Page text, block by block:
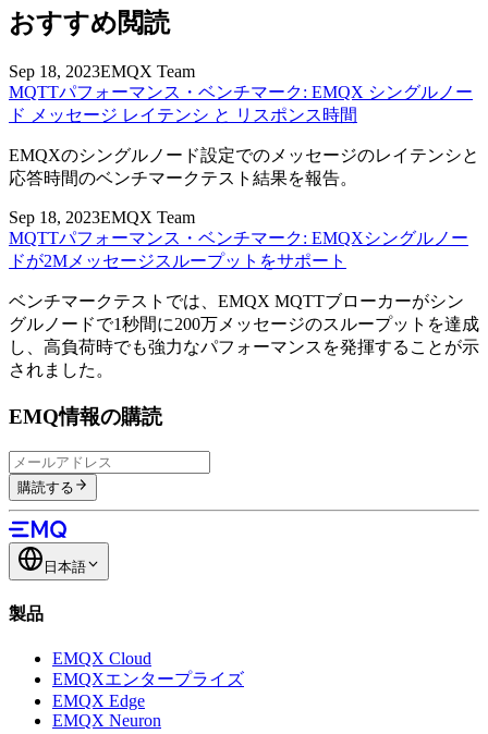
おすすめ閲読
Sep 18, 2023EMQX Team
MQTTパフォーマンス・ベンチマーク: EMQX シングルノー
ド メッセージ レイテンシ と リスポンス時間
EMQXのシングルノード設定でのメッセージのレイテンシと
応答時間のベンチマークテスト結果を報告。
Sep 18, 2023EMQX Team
MQTTパフォーマンス・ベンチマーク: EMQXシングルノー
ドが2Mメッセージスループットをサポート
ベンチマークテストでは、EMQX MQTTブローカーがシン
グルノードで1秒間に200万メッセージのスループットを達成
し、高負荷時でも強力なパフォーマンスを発揮することが示
されました。
EMQ情報の購読
購読する
日本語
製品
EMQX Cloud
EMQXエンタープライズ
EMQX Edge
EMQX Neuron